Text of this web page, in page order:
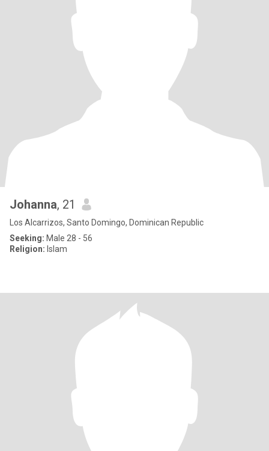
Johanna, 21
Los Alcarrizos, Santo Domingo, Dominican Republic
Seeking: Male 28 - 56
Religion: Islam